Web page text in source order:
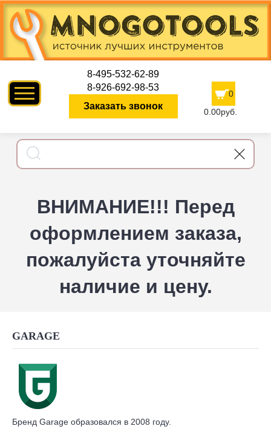
8-495-532-62-89
8-926-692-98-53
Заказать звонок
0
0.00руб.
ВНИМАНИЕ!!! Перед
оформлением заказа,
пожалуйста уточняйте
наличие и цену.
GARAGE
Бренд Garage образовался в 2008 году.